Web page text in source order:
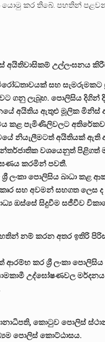
කර තිබේ. පහතින්
අයිතිවාසිකම් උල්ලංඝනය
සහ සැමරුමකට
ගනු ලැබූහ. පොලිසිය දිගින්
අයිතිය ඇතුළු මූලික මිනිස්
කළ පැමිණිලිවලට
නියැලීමටත් අයිතියක් ඇති
වශයෙනුත් පිළිගත්
කරමින් පවතී.
ලංකා පොලිසිය බාධා
සහ අවමන් සහගත ලෙස ද
ඔස්සේ සිදුවීම සජීවීව
නම් කරන අතර ඉතිරි
කර ශ්‍රී ලංකා
උද්ඝෝෂණවල
කොටුව පොලිස්
පොලිස් කොට්ඨාසය.